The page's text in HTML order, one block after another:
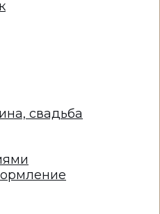
свадьба